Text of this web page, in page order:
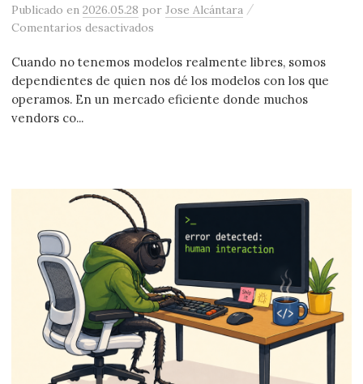
Publicadoen2026.05.28 porJose Alcántara /
Comentarios desactivados
Cuando no tenemos modelos realmente libres, somos
dependientes de quien nos dé los modelos con los que
operamos. En un mercado eficiente donde muchos
vendors co...